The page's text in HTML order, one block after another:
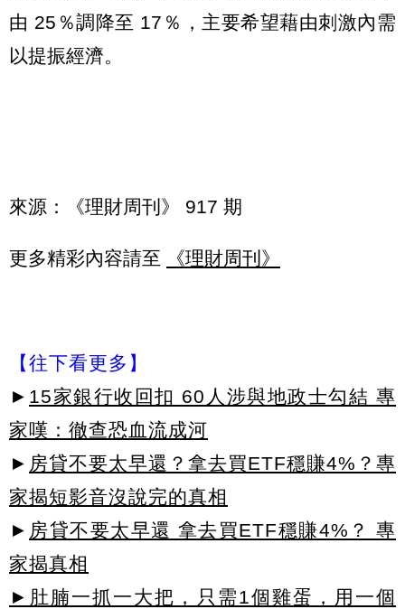
由 25％調降至 17％，主要希望藉由刺激內需
以提振經濟。
來源：《理財周刊》 917 期
更多精彩內容請至 《理財周刊》
【往下看更多】
► 15家銀行收回扣 60人涉與地政士勾結 專
家嘆：徹查恐血流成河
► 房貸不要太早還？拿去買ETF穩賺4%？專
家揭短影音沒說完的真相
► 房貸不要太早還 拿去買ETF穩賺4%？ 專
家揭真相
►肚腩一抓一大把，只需1個雞蛋，用一個